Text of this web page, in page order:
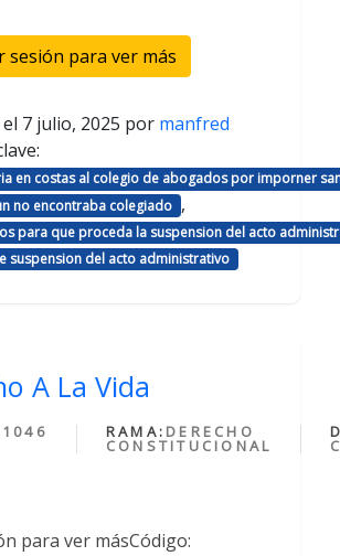
sesión para ver más
7 julio, 2025 por manfred
en costas al colegio de abogados por imporner
no encontraba colegiado ,
para que proceda la suspension del acto
suspension del acto administrativo
A La Vida
1046 RAMA: DERECHO
CONSTITUCIONAL
para ver másCódigo: